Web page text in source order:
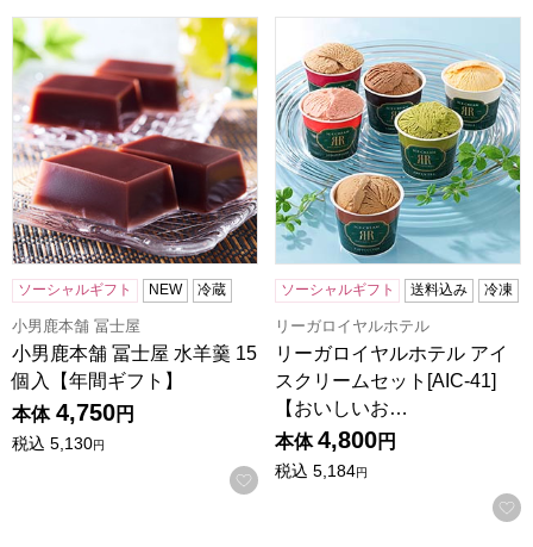
小男鹿本舗 冨士屋 水羊羹 15個入【年間ギフト】
ソーシャルギフト NEW 冷蔵
小男鹿本舗 冨士屋
小男鹿本舗 冨士屋 水羊羹 15
個入【年間ギフト】
本体 4,750円
税込 5,130円
お気に入りに登録する
ソーシャルギフト 送料込み 冷凍
リーガロイヤルホテル
リーガロイヤルホテル アイ
スクリームセット[AIC-41]
【おいしいお…
本体 4,800円
税込 5,184円